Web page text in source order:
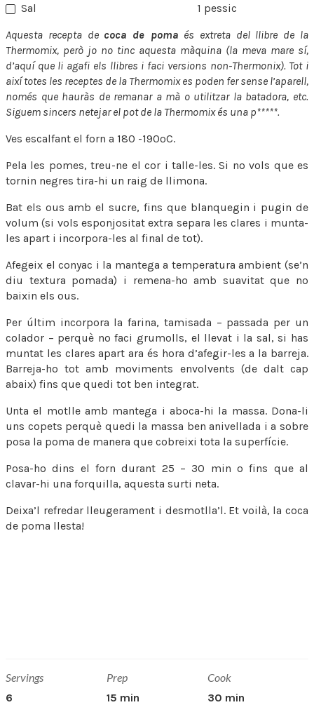
Sal
1 pessic
Aquesta recepta de coca de poma és extreta del llibre de la
Thermomix, però jo no tinc aquesta màquina (la meva mare sí,
d’aquí que li agafi els llibres i faci versions non-Thermonix). Tot i
així totes les receptes de la Thermomix es poden fer sense l’aparell,
només que hauràs de remanar a mà o utilitzar la batadora, etc.
Siguem sincers netejar el pot de la Thermomix és una p*****.
Ves escalfant el forn a 180 -190ºC.
Pela les pomes, treu-ne el cor i talle-les. Si no vols que es
tornin negres tira-hi un raig de llimona.
Bat els ous amb el sucre, fins que blanquegin i pugin de
volum (si vols esponjositat extra separa les clares i munta-
les apart i incorpora-les al final de tot).
Afegeix el conyac i la mantega a temperatura ambient (se’n
diu textura pomada) i remena-ho amb suavitat que no
baixin els ous.
Per últim incorpora la farina, tamisada – passada per un
colador – perquè no faci grumolls, el llevat i la sal, si has
muntat les clares apart ara és hora d’afegir-les a la barreja.
Barreja-ho tot amb moviments envolvents (de dalt cap
abaix) fins que quedi tot ben integrat.
Unta el motlle amb mantega i aboca-hi la massa. Dona-li
uns copets perquè quedi la massa ben anivellada i a sobre
posa la poma de manera que cobreixi tota la superfície.
Posa-ho dins el forn durant 25 – 30 min o fins que al
clavar-hi una forquilla, aquesta surti neta.
Deixa’l refredar lleugerament i desmotlla’l. Et voilà, la coca
de poma llesta!
Servings
6
Prep
15 min
Cook
30 min